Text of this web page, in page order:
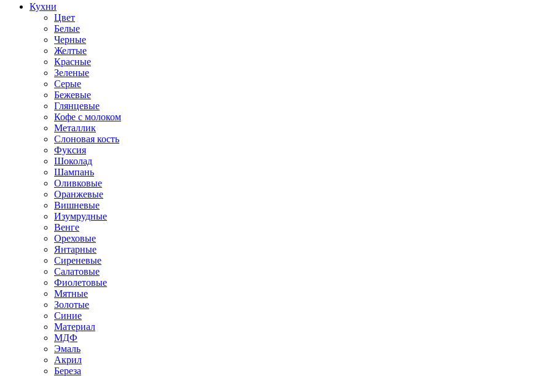
Кухни
Цвет
Белые
Черные
Желтые
Красные
Зеленые
Серые
Бежевые
Глянцевые
Кофе с молоком
Металлик
Слоновая кость
Фуксия
Шоколад
Шампань
Оливковые
Оранжевые
Вишневые
Изумрудные
Венге
Ореховые
Янтарные
Сиреневые
Салатовые
Фиолетовые
Мятные
Золотые
Синие
Материал
МДФ
Эмаль
Акрил
Береза